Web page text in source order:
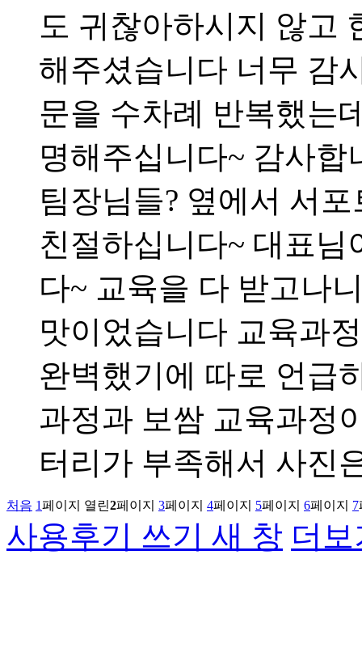
도 귀찮아하시지 않고
해주셨습니다 너무 감
문을 수차례 반복했는
명해주십니다~ 감사합
팀장님들? 옆에서 서
친절하십니다~ 대표
다~ 교육을 다 받고나
맛이었습니다 교육과
완벽했기에 따로 언급
과정과 보쌈 교육과정
터리가 부족해서 사진
처음 1페이지 열린2페이지 3페이지 4페이지 5페이지 6페이지 7
사용후기 쓰기 새 창 더보